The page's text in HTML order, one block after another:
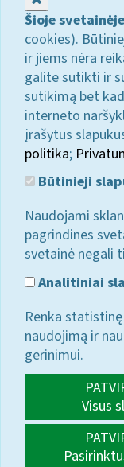
Šioje
cookies).
ir jiems nėra
galite sutikti ir
sutikimą bet
interneto
įrašytus
politika;
Būtinieji
Naudojami
pagrindines
svetainė negali
Analitiniai
Renka
naudojimą ir
gerinimui.
Visus